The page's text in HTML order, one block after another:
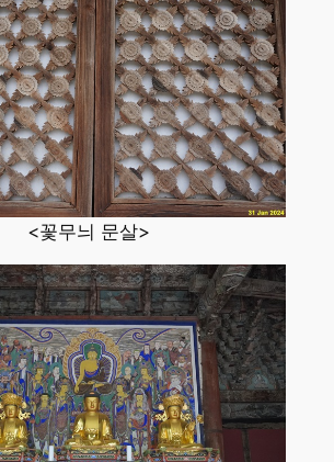
<꽃무늬 문살>